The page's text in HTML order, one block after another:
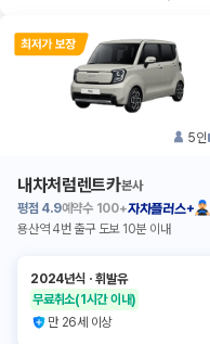
5인
내차처럼렌트카본사
평점 4.9예약수 100+자차플러스+
용산역 4번 출구 도보 10분 이내
2024년식 ㆍ휘발유
무료취소(1시간 이내)
만 26세 이상